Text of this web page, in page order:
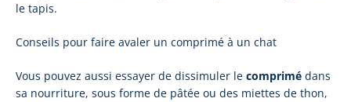
le tapis.
Conseils pour faire avaler un comprimé à un chat
Vous pouvez aussi essayer de dissimuler le comprimé dans
sa nourriture, sous forme de pâtée ou des miettes de thon,